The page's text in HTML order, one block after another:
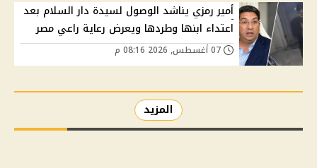
أمير رمزي يناشد الوصول لسيدة دار السلام بعد
اعتداء ابنها وطردها ويعرض رعاية راعي مصر
المزيد